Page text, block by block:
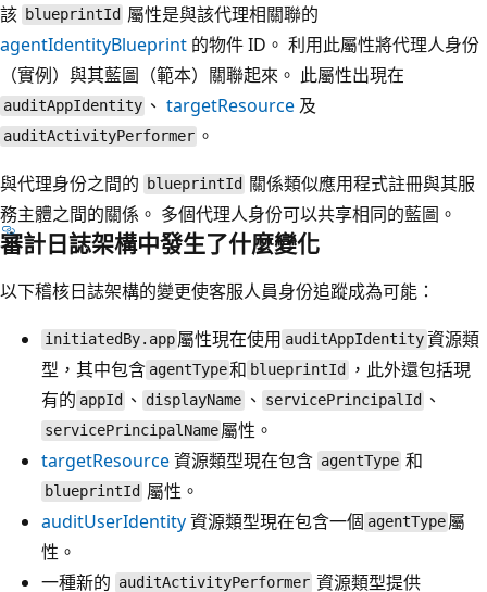
該 blueprintId 屬性是與該代理相關聯的
agentIdentityBlueprint 的物件 ID。 利用此屬性將代理人身份
（實例）與其藍圖（範本）關聯起來。 此屬性出現在
auditAppIdentity 、targetResource 及
auditActivityPerformer 。
與代理身份之間的
blueprintId 關係類似應用程式註冊與其服
務主體之間的關係。 多個代理人身份可以共享相同的藍圖。
審計日誌架構中發生了什麼變化
以下稽核日誌架構的變更使客服人員身份追蹤成為可能：
initiatedBy.app 屬性現在使用 auditAppIdentity資源類
型，其中包含 agentType和 blueprintId
，此外還包括現
有的 appId 、 displayName 、 servicePrincipalId 、
servicePrincipalName 屬性。
targetResource資源類型現在包含 agentType 和
blueprintId 屬性。
auditUserIdentity資源類型現在包含一個 agentType 屬
性。
一種新的 auditActivityPerformer 資源類型提供